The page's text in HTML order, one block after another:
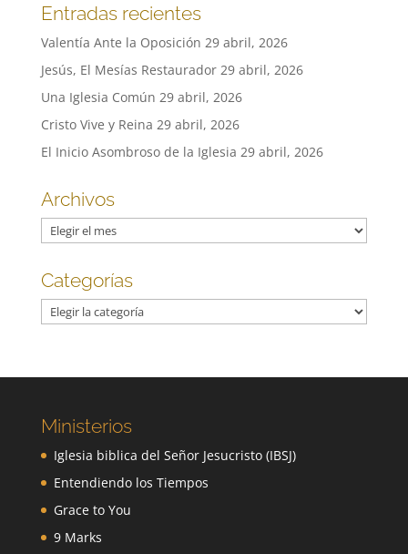
Entradas recientes
Valentía Ante la Oposición 29 abril, 2026
Jesús, El Mesías Restaurador 29 abril, 2026
Una Iglesia Común 29 abril, 2026
Cristo Vive y Reina 29 abril, 2026
El Inicio Asombroso de la Iglesia 29 abril, 2026
Archivos
Archivos
Categorías
Categorías
Ministerios
Iglesia biblica del Señor Jesucristo (IBSJ)
Entendiendo los Tiempos
Grace to You
9 Marks